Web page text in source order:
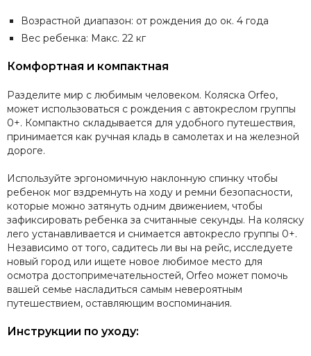
Возрастной диапазон: от рождения до ок. 4 года
Вес ребенка: Макс. 22 кг
Комфортная и компактная
Разделите мир с любимым человеком. Коляска Orfeo,
может использоваться с рождения с автокреслом группы
0+. Компактно складывается для удобного путешествия,
принимается как ручная кладь в самолетах и на железной
дороге.
Используйте эргономичную наклонную спинку чтобы
ребенок мог вздремнуть на ходу и ремни безопасности,
которые можно затянуть одним движением, чтобы
зафиксировать ребенка за считанные секунды. На коляску
лего устанавливается и снимается автокресло группы 0+.
Независимо от того, садитесь ли вы на рейс, исследуете
новый город или ищете новое любимое место для
осмотра достопримечательностей, Orfeo может помочь
вашей семье насладиться самым невероятным
путешествием, оставляющим воспоминания.
Инструкции по уходу: